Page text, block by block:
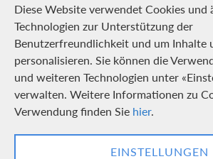
Diese Website verwendet Cookies und
Technologien zur Unterstützung der
Benutzerfreundlichkeit und um Inhalte
personalisieren. Sie können die
und weiteren Technologien unter
verwalten. Weitere Informationen zu
Verwendung finden Sie hier.
EINSTELLUNGEN
Swisscard
Karriere
Offene Stellen
Medien